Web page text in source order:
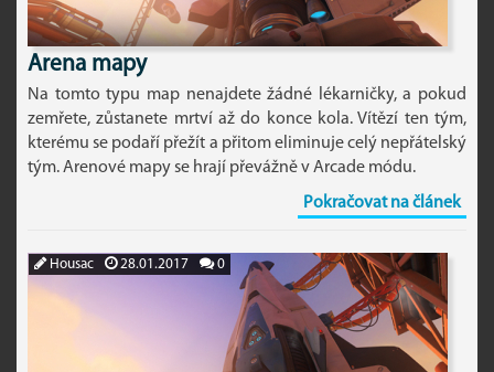
Arena mapy
Na tomto typu map nenajdete žádné lékarničky, a pokud
zemřete, zůstanete mrtví až do konce kola. Vítězí ten tým,
kterému se podaří přežít a přitom eliminuje celý nepřátelský
tým. Arenové mapy se hrají převážně v Arcade módu.
Pokračovat na článek
Housac 28.01.2017 0